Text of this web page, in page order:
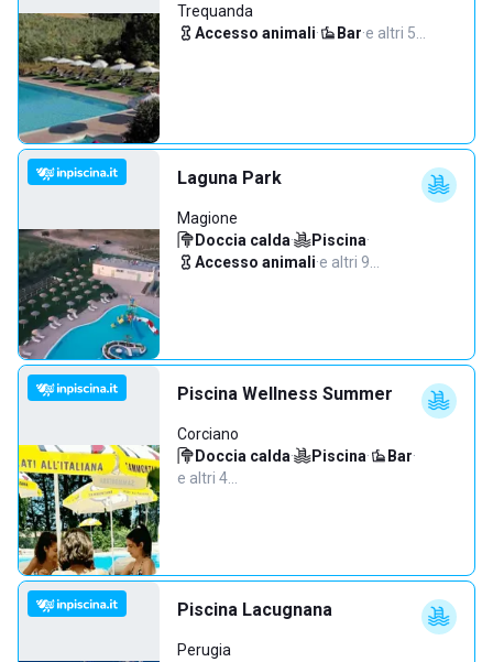
Trequanda
Accesso animali· Bar·e altri 5…
Laguna Park
Magione
Doccia calda· Piscina·
Accesso animali·e altri 9…
Piscina Wellness Summer
Corciano
Doccia calda· Piscina· Bar·
e altri 4…
Piscina Lacugnana
Perugia